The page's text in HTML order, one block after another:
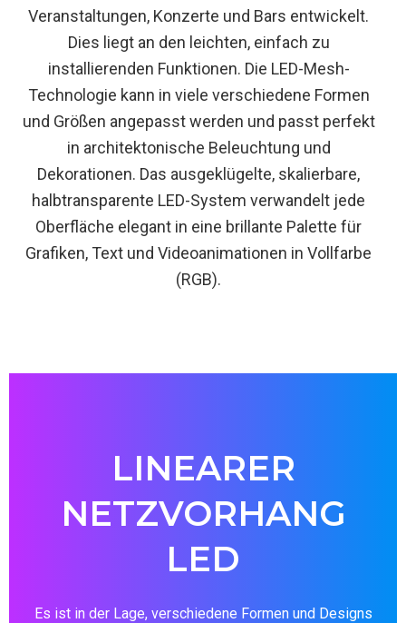
Veranstaltungen, Konzerte und Bars entwickelt.
Dies liegt an den leichten, einfach zu
installierenden Funktionen. Die LED-Mesh-
Technologie kann in viele verschiedene Formen
und Größen angepasst werden und passt perfekt
in architektonische Beleuchtung und
Dekorationen. Das ausgeklügelte, skalierbare,
halbtransparente LED-System verwandelt jede
Oberfläche elegant in eine brillante Palette für
Grafiken, Text und Videoanimationen in Vollfarbe
(RGB).
LINEARER
NETZVORHANG
LED
Es ist in der Lage, verschiedene Formen und Designs